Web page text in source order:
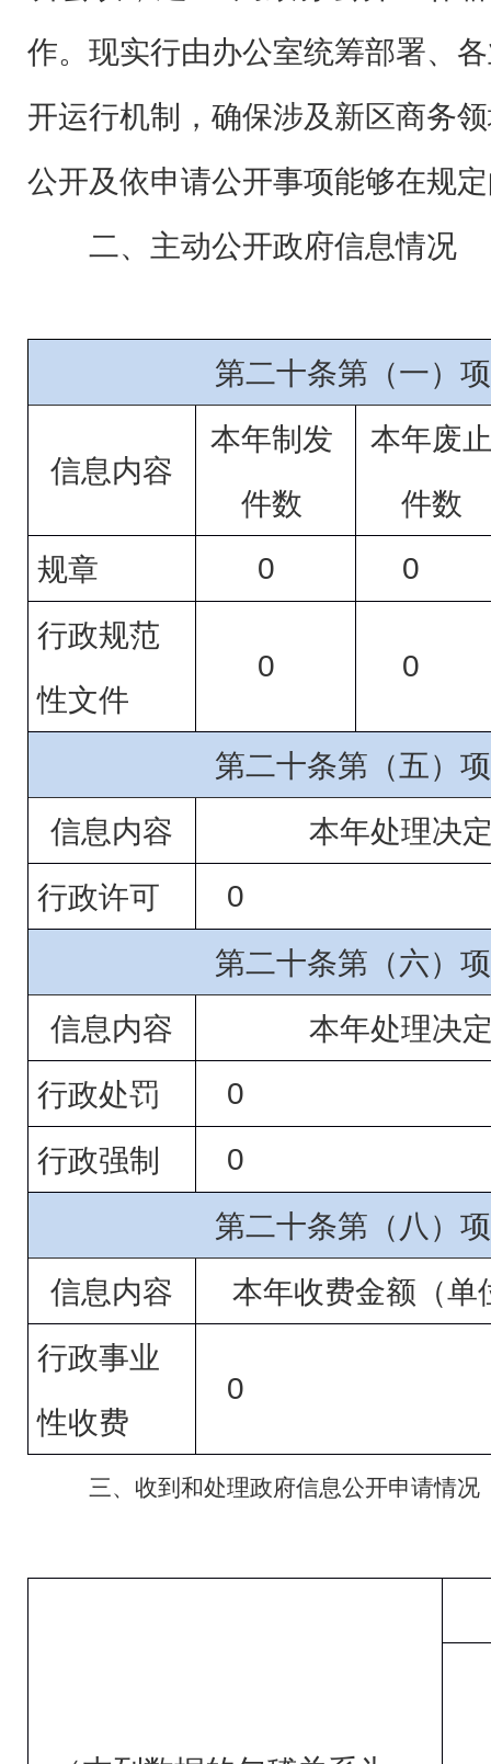
作。 现实行由办公室统筹部署、
开运行机制，确保涉及新区商务
公开及依申请公开事项能够在规
二、主动公开政府信息情况
第二十条第（一）项
信息内容
本年制发
件数
本年废
件数
规章
0
0
行政规范
性文件
0 0
第二十条第（五）项
信息内容
本年处理决
行政许可
0
第二十条第（六）项
信息内容
本年处理决
行政处罚
0
行政强制
0
第二十条第（八）项
信息内容
本年收费金额（单
行政事业
性收费
0
三、收到和处理政府信息公开申请情况